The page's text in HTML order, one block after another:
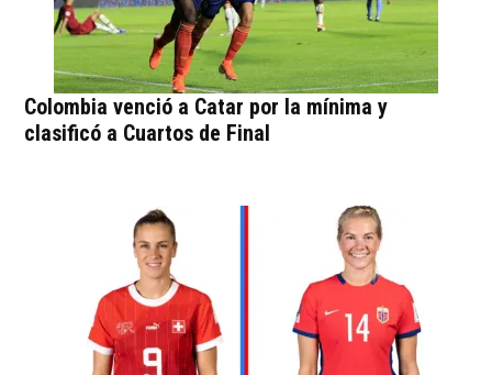
Colombia venció a Catar por la mínima y
clasificó a Cuartos de Final